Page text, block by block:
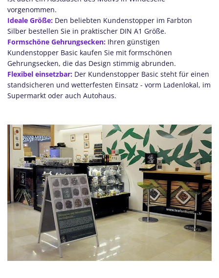
vorgenommen.
Ideale Größe: Den beliebten Kundenstopper im Farbton
Silber bestellen Sie in praktischer DIN A1 Größe.
Formschöne Gehrungsecken: Ihren günstigen
Kundenstopper Basic kaufen Sie mit formschönen
Gehrungsecken, die das Design stimmig abrunden.
Flexibel einsetzbar: Der Kundenstopper Basic steht für einen
standsicheren und wetterfesten Einsatz - vorm Ladenlokal, im
Supermarkt oder auch Autohaus.